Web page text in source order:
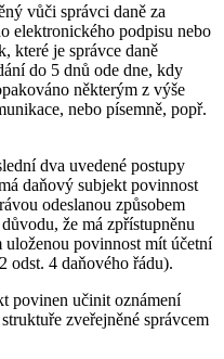
vůči správci daně za
elektronického podpisu nebo
které je správce daně
do 5 dnů ode dne, kdy
některým z výše
nebo písemně, popř.
dva uvedené postupy
daňový subjekt povinnost
odeslanou způsobem
že má zpřístupněnu
uloženou povinnost mít účetní
odst. 4 daňového řádu).
povinen učinit oznámení
zveřejněné správcem